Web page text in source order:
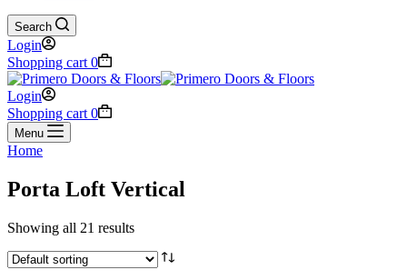
Search
Login
Shopping cart 0
Login
Shopping cart 0
Menu
Home
Porta Loft Vertical
Showing all 21 results